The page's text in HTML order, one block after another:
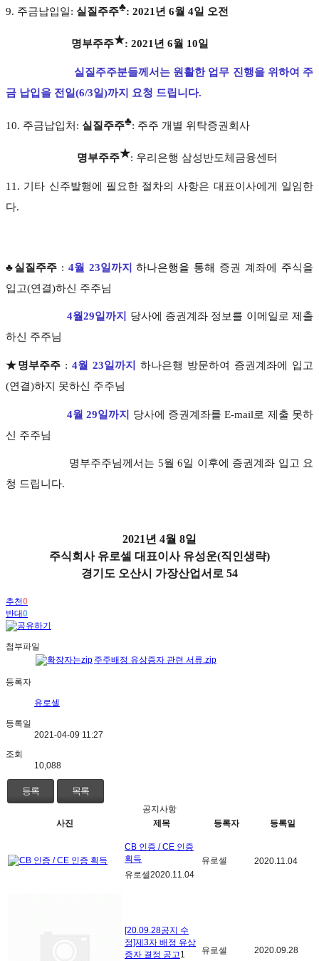
9. 주금납입일: 실질주주♣: 2021년 6월 4일 오전
명부주주★: 2021년 6월 10일
실질주주분들께서는 원활한 업무 진행을 위하여 주
금 납입을 전일(6/3일)까지 요청 드립니다.
10. 주금납입처: 실질주주♣: 주주 개별 위탁증권회사
명부주주★: 우리은행 삼성반도체금융센터
11. 기타 신주발행에 필요한 절차의 사항은 대표이사에게 일임한
다.
♣실질주주: 4월 23일까지 하나은행을 통해
증권 계좌에 주식을
입고(연결)하신 주주님
4월29일까지
당사에 증권계좌 정보를 이메일로 제출
하신 주주님
★명부주주 : 4월 23일까지
하나은행 방문하여 증권계좌에 입고
(연결)하지 못하신 주주님
4월 29일까지
당사에 증권계좌를 E-mail로 제출 못하
신 주주님
명부주주님께서는 5월 6일 이후에 증권계좌 입고 요
청 드립니다.
2021년 4월 8일
주식회사 유로셀 대표이사 유성운(직인생략)
경기도 오산시 가장산업서로 54
추천0
반대0
첨부파일
주주배정 유상증자 관련 서류.zip
등록자
유로셀
등록일
2021-04-09 11:27
조회
10,088
등록 목록
공지사항
사진
제목 등록자 등록일
CB 인증 / CE 인증
획득
유로셀2020.11.04
유로셀 2020.11.04
[20.09.28공지 수
정]제3자 배정 유상
증자 결정 공고1
유로셀 2020.09.28